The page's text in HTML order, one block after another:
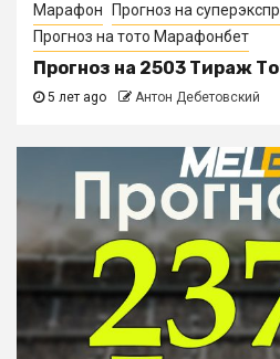
Марафон
Прогноз на
Прогноз на тото Марафонбет
Прогноз на 2503 Тираж
5 лет ago Антон Дебетовский